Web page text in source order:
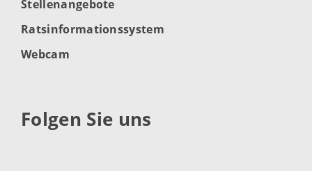
Stellenangebote
Ratsinformationssystem
Webcam
Folgen Sie uns